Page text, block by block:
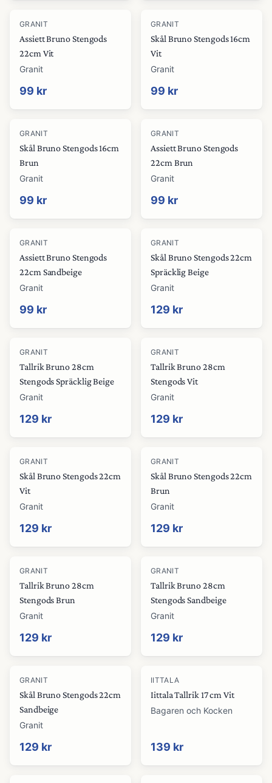
GRANIT
Assiett Bruno Stengods
22cm Vit
Granit
99 kr
GRANIT
Skål Bruno Stengods 16cm
Vit
Granit
99 kr
GRANIT
Skål Bruno Stengods 16cm
Brun
Granit
99 kr
GRANIT
Assiett Bruno Stengods
22cm Brun
Granit
99 kr
GRANIT
Assiett Bruno Stengods
22cm Sandbeige
Granit
99 kr
GRANIT
Skål Bruno Stengods 22cm
Spräcklig Beige
Granit
129 kr
GRANIT
Tallrik Bruno 28cm
Stengods Spräcklig Beige
Granit
129 kr
GRANIT
Tallrik Bruno 28cm
Stengods Vit
Granit
129 kr
GRANIT
Skål Bruno Stengods 22cm
Vit
Granit
129 kr
GRANIT
Skål Bruno Stengods 22cm
Brun
Granit
129 kr
GRANIT
Tallrik Bruno 28cm
Stengods Brun
Granit
129 kr
GRANIT
Tallrik Bruno 28cm
Stengods Sandbeige
Granit
129 kr
GRANIT
Skål Bruno Stengods 22cm
Sandbeige
Granit
129 kr
IITTALA
Iittala Tallrik 17 cm Vit
Bagaren och Kocken
139 kr